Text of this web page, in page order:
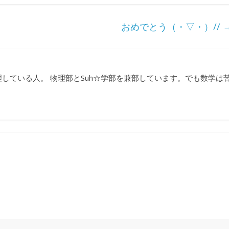
おめでとう（・▽・）//
ている人。 物理部とSuh☆学部を兼部しています。でも数学は